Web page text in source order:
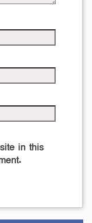
in this